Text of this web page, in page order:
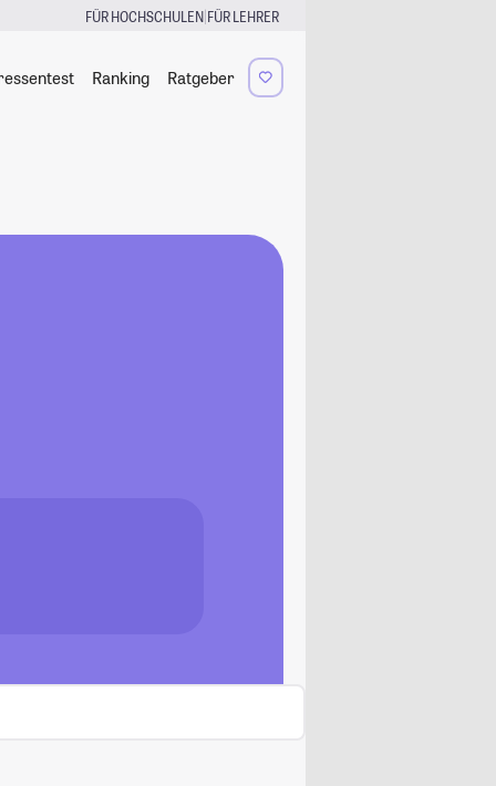
FÜR HOCHSCHULEN|FÜR LEHRER
Ranking Ratgeber